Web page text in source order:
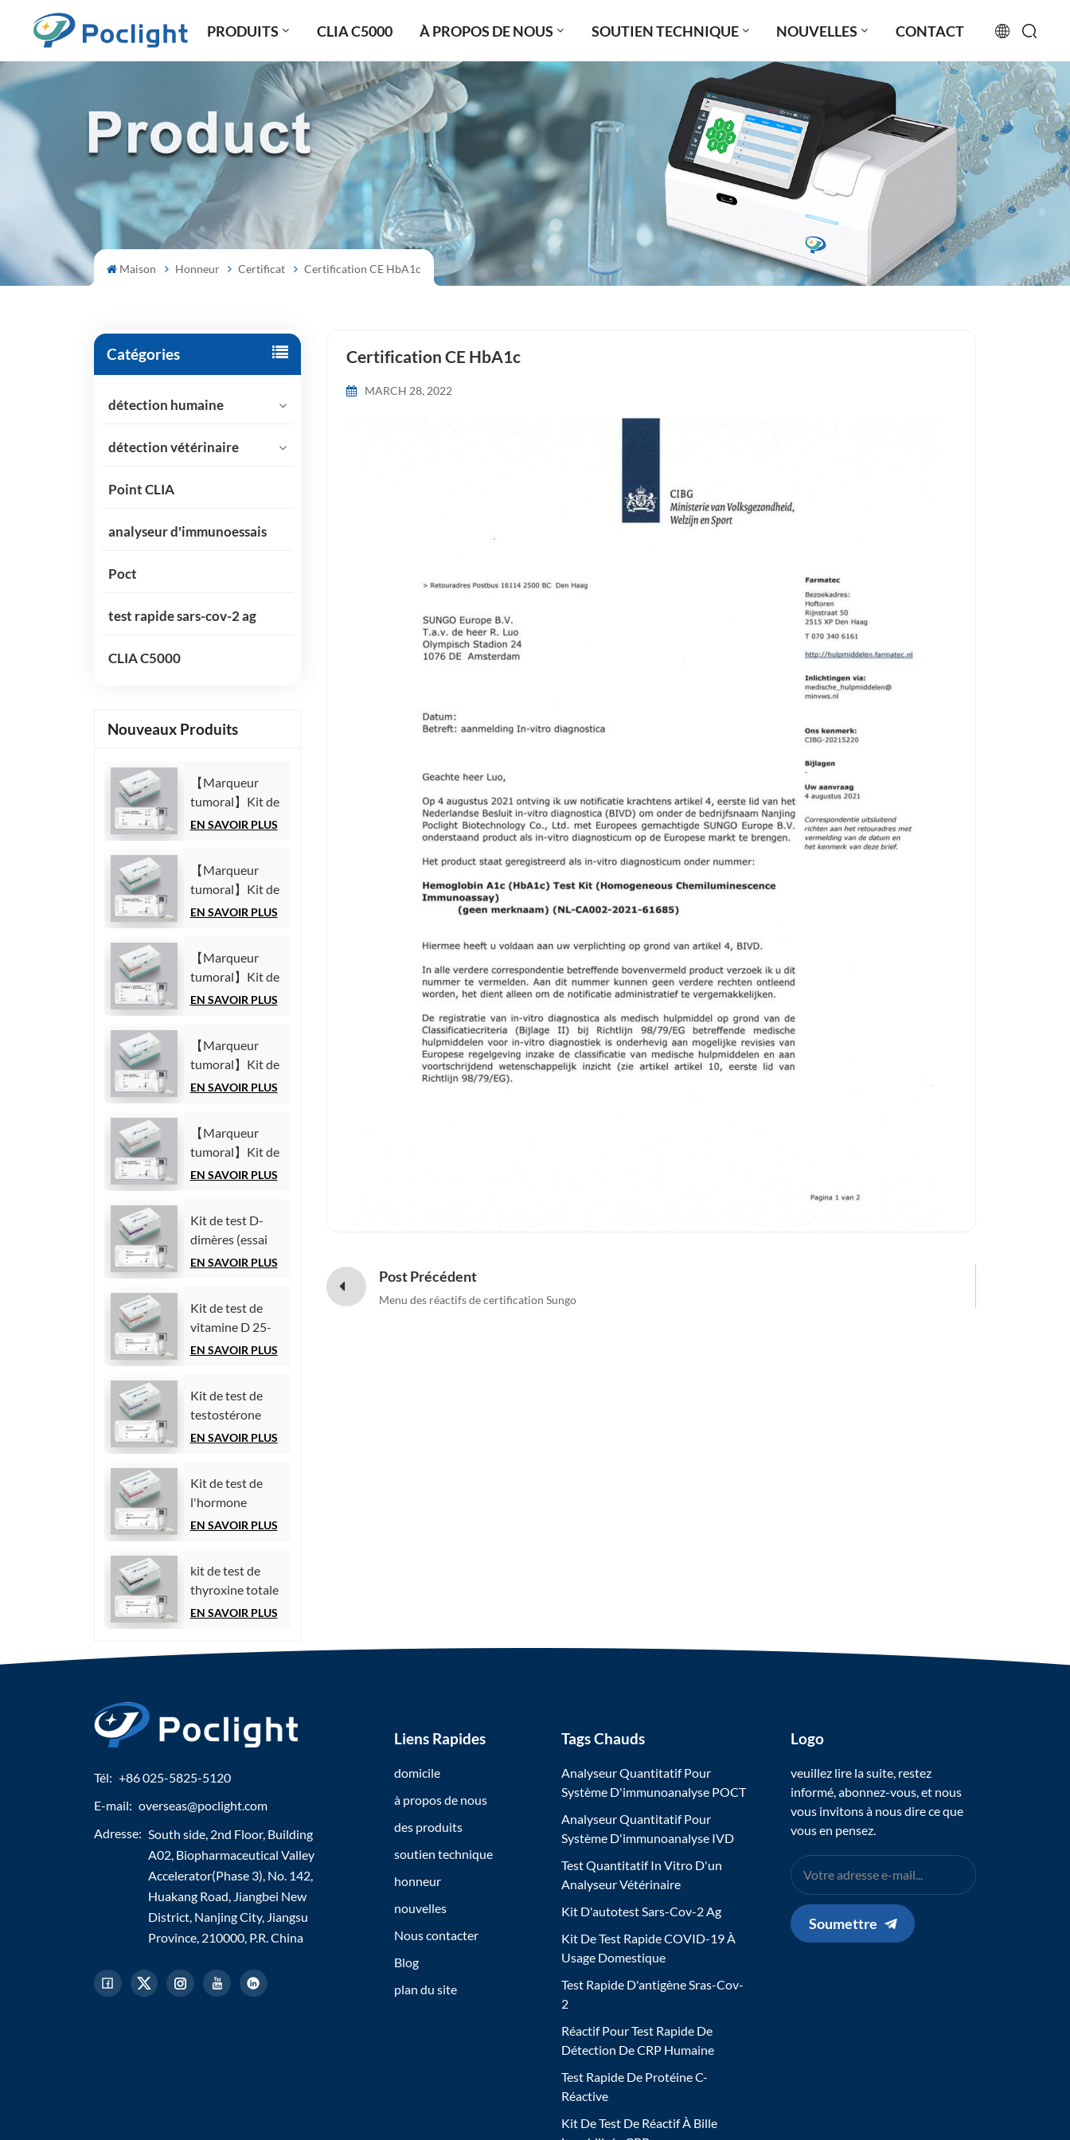
PRODUITS CLIA C5000 À PROPOS DE NOUS SOUTIEN TECHNIQUE NOUVELLES CONTACT
English
français
русский
español
português
العربية Maison Honneur Certificat Certification CE HbA1c
Catégories
détection humaine
détection vétérinaire
Point CLIA
analyseur d'immunoessais
Poct
test rapide sars-cov-2 ag
CLIA C5000
Nouveaux Produits
【Marqueur
tumoral】Kit de
test de l'antigène
(Immunoessai
par
chimiluminescence
EN SAVOIR PLUS
【Marqueur
tumoral】Kit de
test de l'antigène
(Immunoessai
par
chimiluminescence
EN SAVOIR PLUS
【Marqueur
tumoral】Kit de
test du fragment
(CYFRA21-1)
(Immunoessai
par
homogène)
EN SAVOIR PLUS
【Marqueur
tumoral】Kit de
test de l'alpha-
(Immunoessai
par
chimiluminescence
EN SAVOIR PLUS
【Marqueur
tumoral】Kit de
test de l'antigène
(Immunoessai
par
chimiluminescence
EN SAVOIR PLUS
Kit de test D-
dimères (essai
immunologique
homogène)
EN SAVOIR PLUS
Kit de test de
vitamine D 25-
hydroxy (essai
chimiluminescence
homogène))
EN SAVOIR PLUS
Kit de test de
testostérone
(essai
chimiluminescence)
EN SAVOIR PLUS
Kit de test de
l'hormone
folliculo-
EN SAVOIR PLUS
kit de test de
thyroxine totale
(TT4)
EN SAVOIR PLUS
Certification CE HbA1c
MARCH 28, 2022
Post Précédent
Menu des réactifs de certification Sungo
Tél: +86 025-5825-5120
E-mail: overseas@poclight.com
Adresse: South side, 2nd Floor, Building
A02, Biopharmaceutical Valley
Accelerator(Phase 3), No. 142,
Huakang Road, Jiangbei New
District, Nanjing City, Jiangsu
Province, 210000, P.R. China
Liens Rapides
domicile
à propos de nous
des produits
soutien technique
honneur
nouvelles
Nous contacter
Blog
plan du site
Tags Chauds
Analyseur Quantitatif Pour
Système D'immunoanalyse POCT
Analyseur Quantitatif Pour
Système D'immunoanalyse IVD
Test Quantitatif In Vitro D'un
Analyseur Vétérinaire
Kit D'autotest Sars-Cov-2 Ag
Kit De Test Rapide COVID-19 À
Usage Domestique
Test Rapide D'antigène Sras-Cov-
2
Réactif Pour Test Rapide De
Détection De CRP Humaine
Test Rapide De Protéine C-
Réactive
Kit De Test De Réactif À Bille
Logo
veuillez lire la suite, restez
informé, abonnez-vous, et nous
vous invitons à nous dire ce que
vous en pensez.
Soumettre